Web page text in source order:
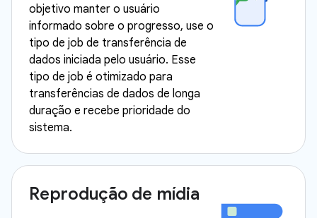
objetivo manter o usuário
informado sobre o progresso, use o
tipo de job de transferência de
dados iniciada pelo usuário. Esse
tipo de job é otimizado para
transferências de dados de longa
duração e recebe prioridade do
sistema.
Reprodução de mídia